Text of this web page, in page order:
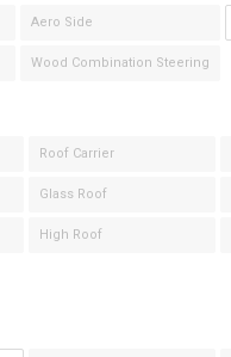
Aero Side
Wood Combination Steering
Roof Carrier
Glass Roof
High Roof